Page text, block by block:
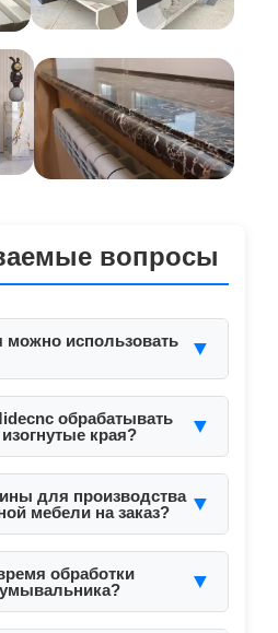
вопросы
можно использовать
▼
материалы.
обрабатывать
края?
▼
любые формы и кромки.
для производства
мебели на заказ?
▼
обработки
▼